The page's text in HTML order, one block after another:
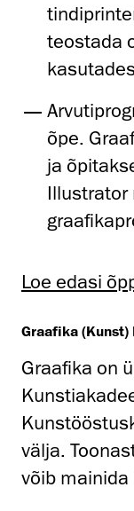
teostada
õpe.
ja
Illustrator
Loe edasi
Graafika
Graafika on
välja.
võib mainida